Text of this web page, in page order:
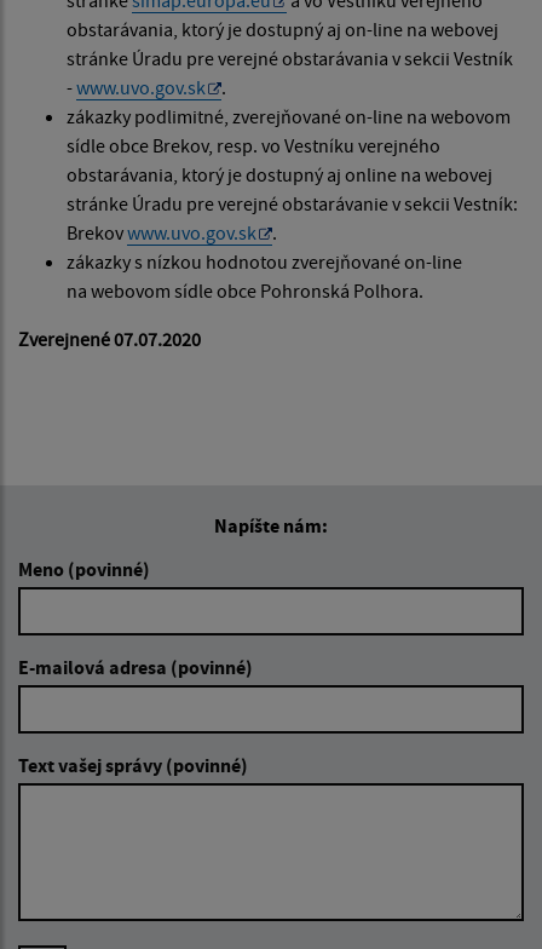
obstarávania, ktorý je dostupný aj on-line na webovej
stránke Úradu pre verejné obstarávania v sekcii Vestník
-www.uvo.gov.sk
.
zákazky podlimitné, zverejňované on-line na webovom
sídle obce Brekov, resp. vo Vestníku verejného
obstarávania, ktorý je dostupný aj online na webovej
stránke Úradu pre verejné obstarávanie v sekcii Vestník:
Brekovwww.uvo.gov.sk
.
zákazky s nízkou hodnotou zverejňované on-line
na webovom sídle obce Pohronská Polhora.
Zverejnené 07.07.2020
Napíšte nám:
Meno (povinné)
E-mailová adresa (povinné)
Text vašej správy (povinné)